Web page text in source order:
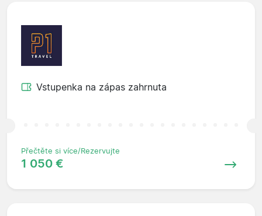
Vstupenka na zápas zahrnuta
Přečtěte si více/Rezervujte
1 050 €